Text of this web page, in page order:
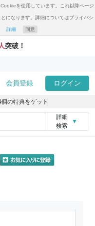
を使用しています。これ以降ページ
になります。詳細についてはプライバシ
詳細 同意
突破！
会員登録 ログイン
の特典をゲット
詳細
検索
▼